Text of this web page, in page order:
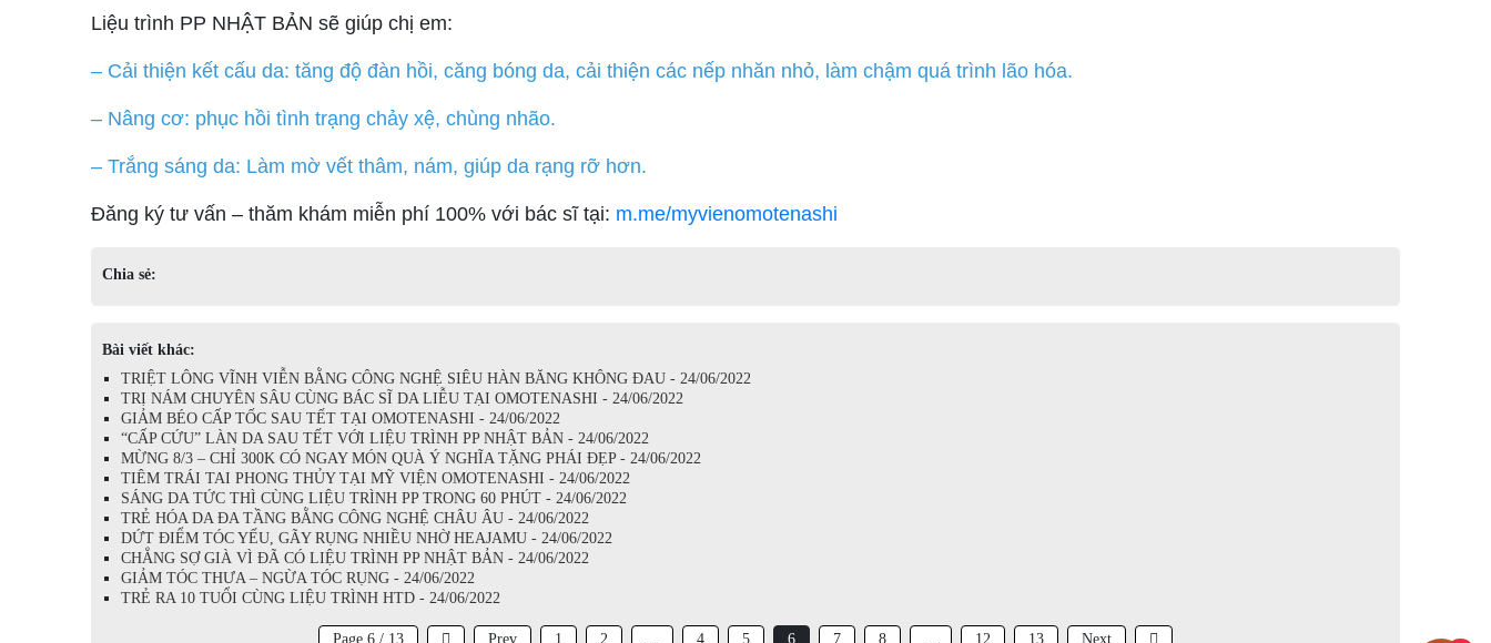
Liệu trình PP NHẬT BẢN sẽ giúp chị em:
– Cải thiện kết cấu da: tăng độ đàn hồi, căng bóng da, cải thiện các nếp nhăn nhỏ, làm chậm quá trình lão hóa.
– Nâng cơ: phục hồi tình trạng chảy xệ, chùng nhão.
– Trắng sáng da: Làm mờ vết thâm, nám, giúp da rạng rỡ hơn.
Đăng ký tư vấn – thăm khám miễn phí 100% với bác sĩ tại: m.me/myvienomotenashi
Chia sẻ:
Bài viết khác:
TRIỆT LÔNG VĨNH VIỄN BẰNG CÔNG NGHỆ SIÊU HÀN BĂNG KHÔNG ĐAU - 24/06/2022
TRỊ NÁM CHUYÊN SÂU CÙNG BÁC SĨ DA LIỄU TẠI OMOTENASHI - 24/06/2022
GIẢM BÉO CẤP TỐC SAU TẾT TẠI OMOTENASHI️ - 24/06/2022
“CẤP CỨU” LÀN DA SAU TẾT VỚI LIỆU TRÌNH PP NHẬT BẢN - 24/06/2022
MỪNG 8/3 – CHỈ 300K CÓ NGAY MÓN QUÀ Ý NGHĨA TẶNG PHÁI ĐẸP - 24/06/2022
TIÊM TRÁI TAI PHONG THỦY TẠI MỸ VIỆN OMOTENASHI - 24/06/2022
SÁNG DA TỨC THÌ CÙNG LIỆU TRÌNH PP TRONG 60 PHÚT - 24/06/2022
TRẺ HÓA DA ĐA TẦNG BẰNG CÔNG NGHỆ CHÂU ÂU - 24/06/2022
DỨT ĐIỂM TÓC YẾU, GÃY RỤNG NHIỀU NHỜ HEAJAMU - 24/06/2022
CHẲNG SỢ GIÀ VÌ ĐÃ CÓ LIỆU TRÌNH PP NHẬT BẢN - 24/06/2022
GIẢM TÓC THƯA – NGỪA TÓC RỤNG - 24/06/2022
TRẺ RA 10 TUỔI CÙNG LIỆU TRÌNH HTD - 24/06/2022
Page 6 / 13 Prev 1 2 ... 4 5 6 7 8 ... 12 13 Next